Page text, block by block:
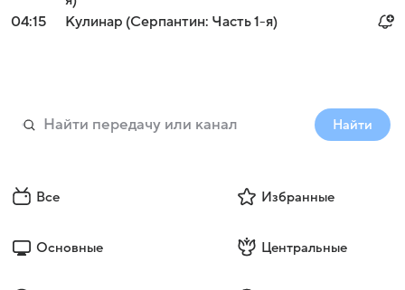
04:15
Кулинар (Серпантин: Часть 1-я)
Найти
Все Избранные
Основные Центральные